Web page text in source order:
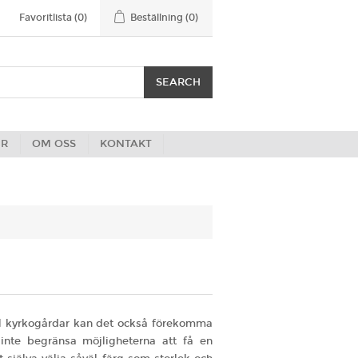
Favoritlista (0) Beställning (0)
OM OSS KONTAKT
kan det också förekomma
begränsa möjligheterna att få en